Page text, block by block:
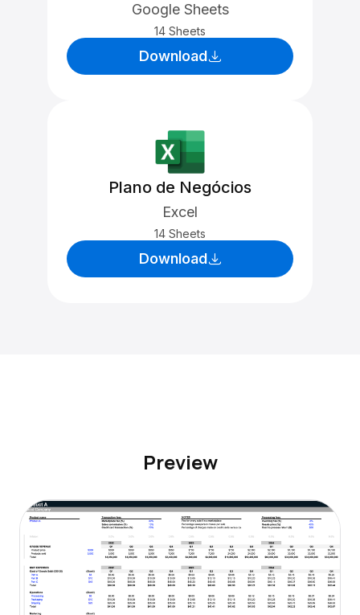
Google Sheets
14 Sheets
Download
Plano de Negócios
Excel
14 Sheets
Download
Preview